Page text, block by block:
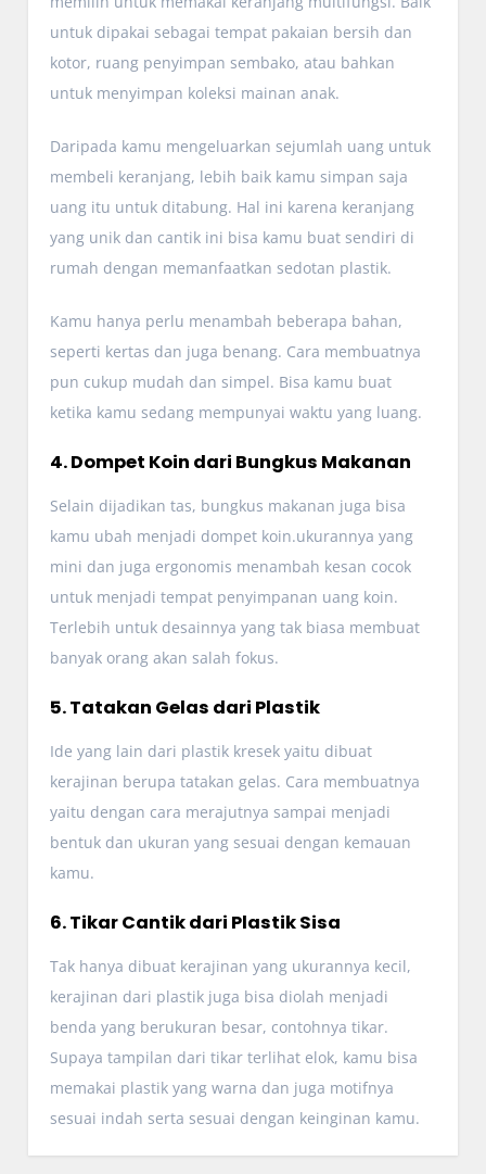
untuk dipakai sebagai tempat pakaian bersih dan
kotor, ruang penyimpan sembako, atau bahkan
untuk menyimpan koleksi mainan anak.
Daripada kamu mengeluarkan sejumlah uang untuk
membeli keranjang, lebih baik kamu simpan saja
uang itu untuk ditabung. Hal ini karena keranjang
yang unik dan cantik ini bisa kamu buat sendiri di
rumah dengan memanfaatkan sedotan plastik.
Kamu hanya perlu menambah beberapa bahan,
seperti kertas dan juga benang. Cara membuatnya
pun cukup mudah dan simpel. Bisa kamu buat
ketika kamu sedang mempunyai waktu yang luang.
4. Dompet Koin dari Bungkus Makanan
Selain dijadikan tas, bungkus makanan juga bisa
kamu ubah menjadi dompet koin.ukurannya yang
mini dan juga ergonomis menambah kesan cocok
untuk menjadi tempat penyimpanan uang koin.
Terlebih untuk desainnya yang tak biasa membuat
banyak orang akan salah fokus.
5. Tatakan Gelas dari Plastik
Ide yang lain dari plastik kresek yaitu dibuat
kerajinan berupa tatakan gelas. Cara membuatnya
yaitu dengan cara merajutnya sampai menjadi
bentuk dan ukuran yang sesuai dengan kemauan
kamu.
6. Tikar Cantik dari Plastik Sisa
Tak hanya dibuat kerajinan yang ukurannya kecil,
kerajinan dari plastik juga bisa diolah menjadi
benda yang berukuran besar, contohnya tikar.
Supaya tampilan dari tikar terlihat elok, kamu bisa
memakai plastik yang warna dan juga motifnya
sesuai indah serta sesuai dengan keinginan kamu.